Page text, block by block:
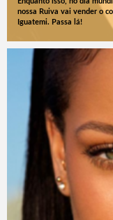
nossa Ruiva vai vender o
Iguatemi. Passa lá!